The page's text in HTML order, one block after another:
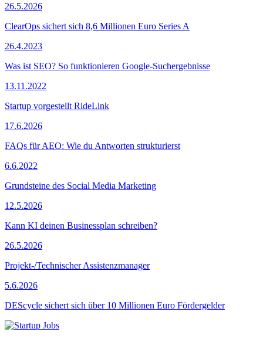
26.5.2026
ClearOps sichert sich 8,6 Millionen Euro Series A
26.4.2023
Was ist SEO? So funktionieren Google-Suchergebnisse
13.11.2022
Startup vorgestellt RideLink
17.6.2026
FAQs für AEO: Wie du Antworten strukturierst
6.6.2022
Grundsteine des Social Media Marketing
12.5.2026
Kann KI deinen Businessplan schreiben?
26.5.2026
Projekt-/Technischer Assistenzmanager
5.6.2026
DEScycle sichert sich über 10 Millionen Euro Fördergelder